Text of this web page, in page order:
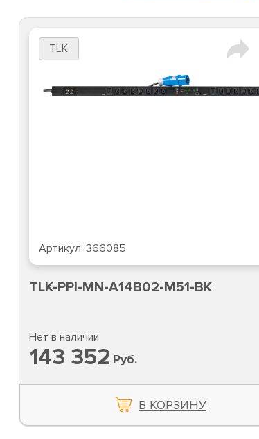
TLK
Артикул: 366085
TLK-PPI-MN-A14B02-M51-BK
Нет в наличии
143 352 Руб.
В КОРЗИНУ